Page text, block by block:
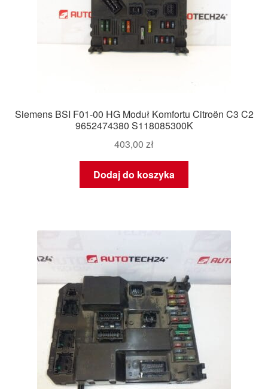
Siemens BSI F01-00 HG Moduł Komfortu Citroën C3 C2
9652474380 S118085300K
403,00 zł
Dodaj do koszyka